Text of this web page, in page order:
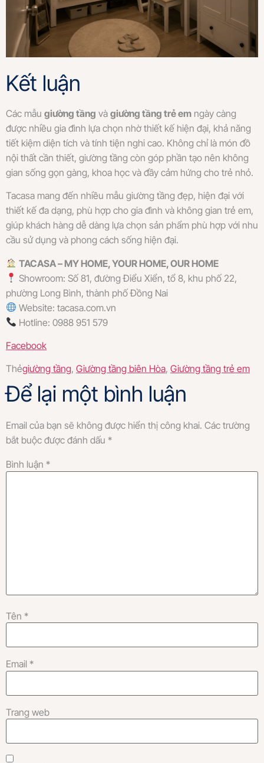
Kết luận
Các mẫu giường tầng và giường tầng trẻ em ngày càng
được nhiều gia đình lựa chọn nhờ thiết kế hiện đại, khả năng
tiết kiệm diện tích và tính tiện nghi cao. Không chỉ là món đồ
nội thất cần thiết, giường tầng còn góp phần tạo nên không
gian sống gọn gàng, khoa học và đầy cảm hứng cho trẻ nhỏ.
Tacasa mang đến nhiều mẫu giường tầng đẹp, hiện đại với
thiết kế đa dạng, phù hợp cho gia đình và không gian trẻ em,
giúp khách hàng dễ dàng lựa chọn sản phẩm phù hợp với nhu
cầu sử dụng và phong cách sống hiện đại.
TACASA – MY HOME, YOUR HOME, OUR HOME
Showroom: Số 81, đường Điểu Xiển, tổ 8, khu phố 22,
phường Long Bình, thành phố Đồng Nai
Website: tacasa.com.vn
Hotline: 0988 951 579
Facebook
Thẻgiường tầng, Giường tầng biên Hòa, Giường tầng trẻ em
Để lại một bình luận
Email của bạn sẽ không được hiển thị công khai. Các trường
bắt buộc được đánh dấu *
Bình luận *
Tên *
Email *
Trang web